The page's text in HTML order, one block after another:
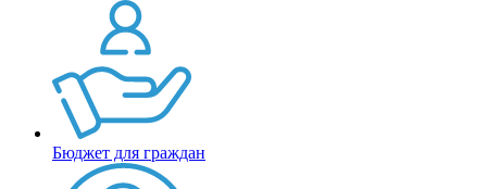
Бюджет для граждан